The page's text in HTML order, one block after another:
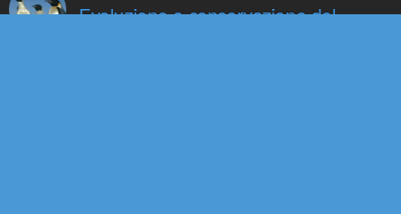
Evoluzione e conservazione del